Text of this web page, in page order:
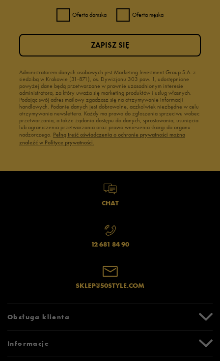
Oferta damska Oferta męska
Administratorem danych osobowych jest Marketing Investment Group S.A. z
siedzibą w Krakowie (31-871), os. Dywizjonu 303 paw. 1, udostępnione
powyżej dane będą przetwarzane w prawnie uzasadnionym interesie
administratora, za który uważa się marketing produktów i usług własnych.
Podając swój adres mailowy zgadzasz się na otrzymywanie informacji
handlowych. Podanie danych jest dobrowolne, aczkolwiek niezbędne w celu
otrzymywania newslettera. Każdy ma prawo do zgłoszenia sprzeciwu wobec
przetwarzania, a także żądania dostępu do danych, sprostowania, usunięcia
lub ograniczenia przetwarzania oraz prawo wniesienia skargi do organu
nadzorczego. Pełną treść oświadczenia o ochronie prywatności można
znaleźć w Polityce prywatności.
ZAPISZ SIĘ
CHAT
12 681 84 90
SKLEP@50STYLE.COM
Obsługa klienta
Zwroty i reklamacje
Informacje